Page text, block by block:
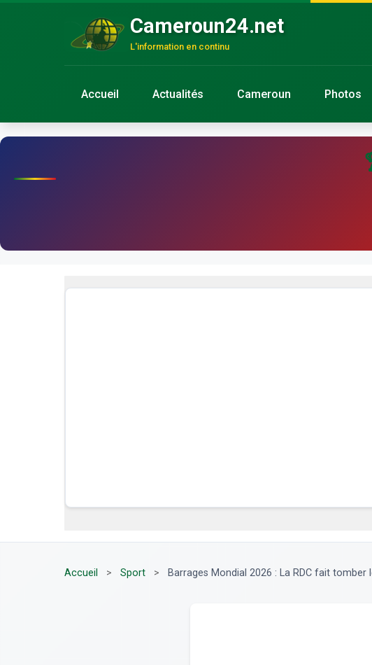
Cameroun24.net
L'information en continu
Accueil Actualités Cameroun Photos
Accueil > Sport > Barrages Mondial 2026 : La RDC fait tomber